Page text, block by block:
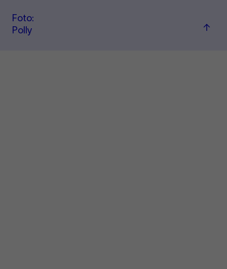
Foto:
Polly
Zum